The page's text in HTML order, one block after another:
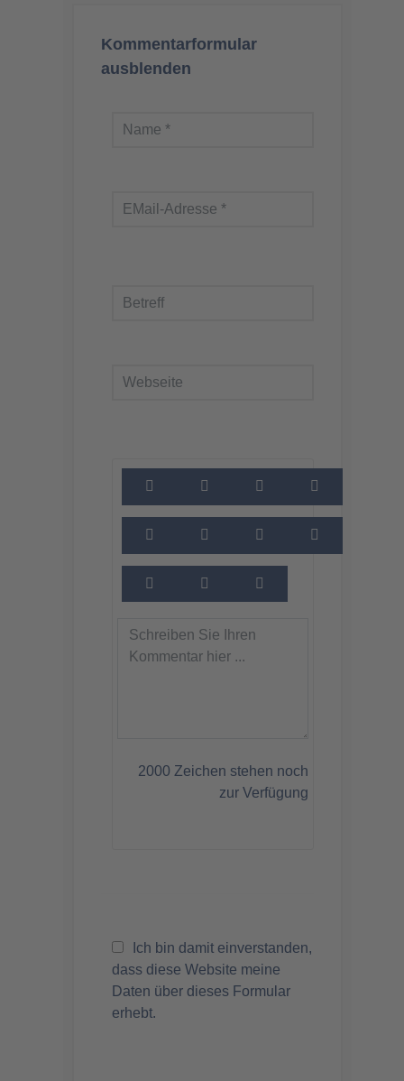
Kommentarformular
ausblenden
2000 Zeichen stehen noch
zur Verfügung
Ich bin damit einverstanden,
dass diese Website meine
Daten über dieses Formular
erhebt.